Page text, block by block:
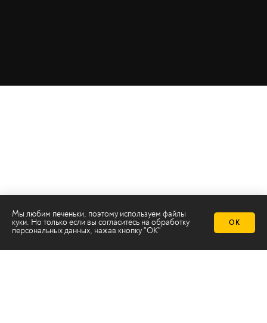
Мы любим печеньки, поэтому используем файлы
куки. Но только если вы согласитесь на обработку
персональных данных, нажав кнопку "ОК"
ОК